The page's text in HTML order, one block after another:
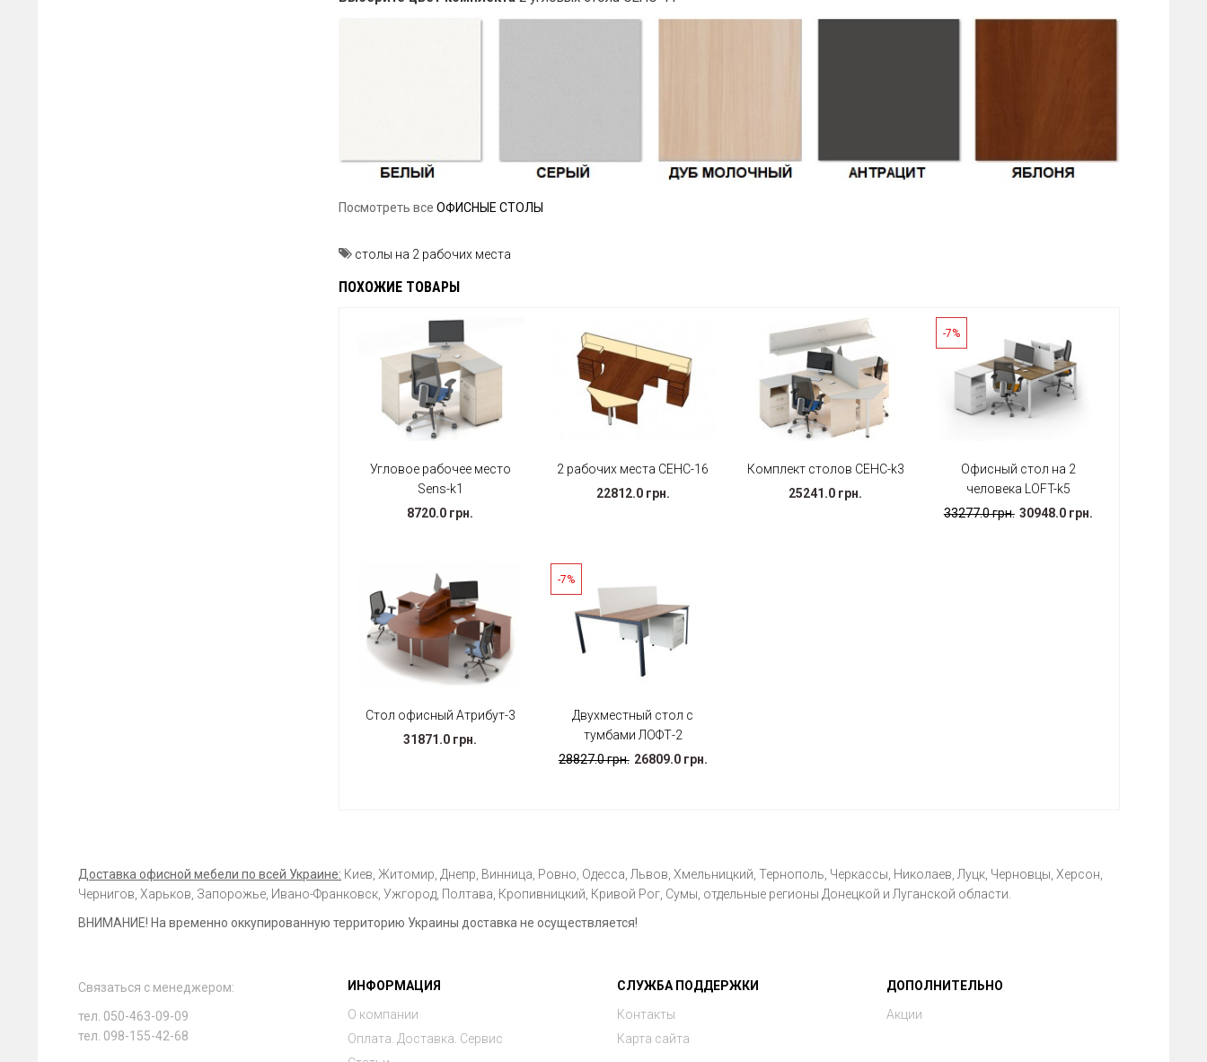
Посмотреть все ОФИСНЫЕ СТОЛЫ
столы на 2 рабочих места
ПОХОЖИЕ ТОВАРЫ
Угловое рабочее место
Sens-k1
8720.0 грн.
2 рабочих места СЕНС-16
22812.0 грн.
Комплект столов СЕНС-k3
25241.0 грн.
-7%
Офисный стол на 2
человека LOFT-k5
33277.0 грн. 30948.0 грн.
Стол офисный Атрибут-3
31871.0 грн.
-7%
Двухместный стол с
тумбами ЛОФТ-2
28827.0 грн. 26809.0 грн.
Доставка офисной мебели по всей Украине: Киев, Житомир, Днепр, Винница, Ровно, Одесса, Львов, Хмельницкий, Тернополь, Черкассы, Николаев, Луцк, Черновцы, Херсон,
Чернигов, Харьков, Запорожье, Ивано-Франковск, Ужгород, Полтава, Кропивницкий, Кривой Рог, Сумы, отдельные регионы Донецкой и Луганской области.
ВНИМАНИЕ! На временно оккупированную территорию Украины доставка не осуществляется!
Связаться с менеджером:
тел. 050-463-09-09
тел. 098-155-42-68
ИНФОРМАЦИЯ
О компании
Оплата. Доставка. Сервис
СЛУЖБА ПОДДЕРЖКИ
Контакты
Карта сайта
ДОПОЛНИТЕЛЬНО
Акции